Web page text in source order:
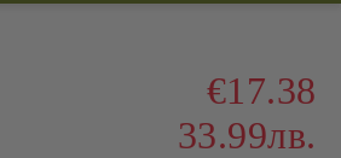
€17.38
33.99лв.